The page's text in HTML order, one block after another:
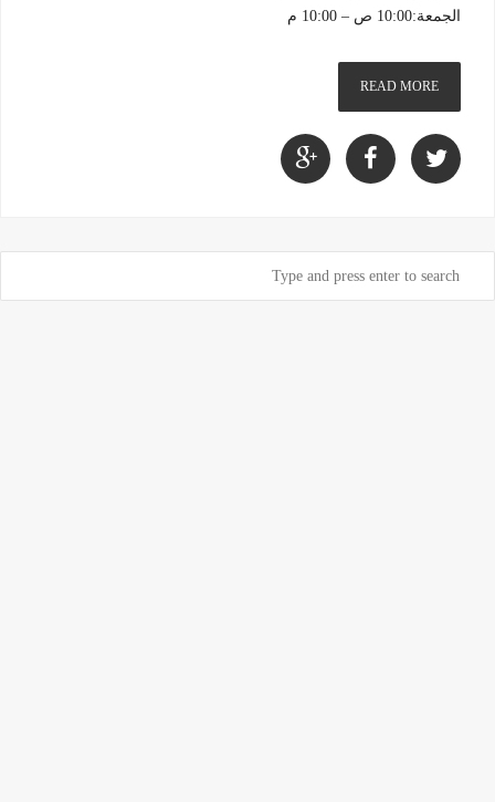
الجمعة:10:00 ص – 10:00 م
READ MORE